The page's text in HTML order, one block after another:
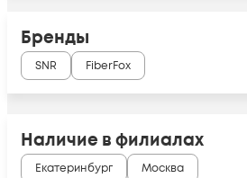
Бренды
SNR FiberFox
Наличие в филиалах
Екатеринбург Москва